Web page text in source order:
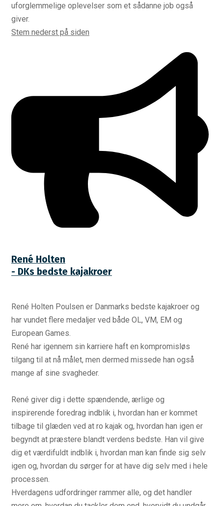
uforglemmelige oplevelser som et sådanne job også
giver.
Stem nederst på siden
René Holten
- DKs bedste kajakroer
René Holten Poulsen er Danmarks bedste kajakroer og
har vundet flere medaljer ved både OL, VM, EM og
European Games.
René har igennem sin karriere haft en kompromisløs
tilgang til at nå målet, men dermed missede han også
mange af sine svagheder.
René giver dig i dette spændende, ærlige og
inspirerende foredrag indblik i, hvordan han er kommet
tilbage til glæden ved at ro kajak og, hvordan han igen er
begyndt at præstere blandt verdens bedste. Han vil give
dig et værdifuldt indblik i, hvordan man kan finde sig selv
igen og, hvordan du sørger for at have dig selv med i hele
processen.
Hverdagens udfordringer rammer alle, og det handler